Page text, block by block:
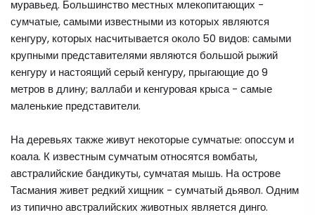
муравьед. Большинство местных млекопитающих -
сумчатые, самыми известными из которых являются
кенгуру, которых насчитывается около 50 видов: самыми
крупными представителями являются большой рыжий
кенгуру и настоящий серый кенгуру, прыгающие до 9
метров в длину; валлаби и кенгуровая крыса - самые
маленькие представители.
На деревьях также живут некоторые сумчатые: опоссум и
коала. К известным сумчатым относятся вомбаты,
австралийские бандикуты, сумчатая мышь. На острове
Тасмания живет редкий хищник - сумчатый дьявол. Одним
из типично австралийских животных является динго.